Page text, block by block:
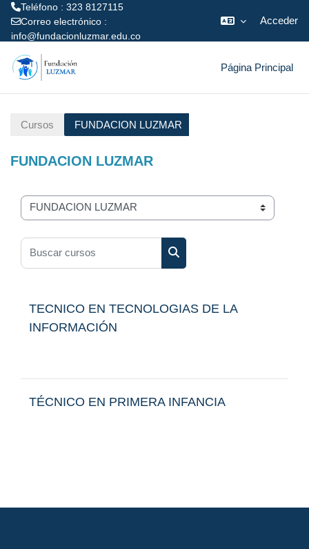
Teléfono : 323 8127115
Correo electrónico :
info@fundacionluzmar.edu.co
Acceder
Página Principal
Cursos FUNDACION LUZMAR
FUNDACION LUZMAR
Categorías
Buscar cursos
Buscar cursos
TECNICO EN TECNOLOGIAS DE LA
INFORMACIÓN
TÉCNICO EN PRIMERA INFANCIA